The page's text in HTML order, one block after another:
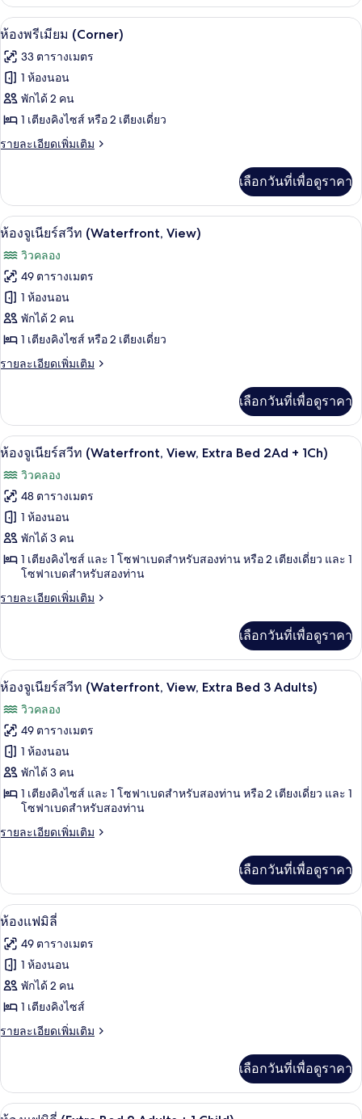
กับ
ห้อง
(Corner,
View)
เปิด
ภาพถ่าย
ทั้งหมด
ของ
ห้อง
พรีเมียม
ห้องพรีเมียม (Corner) | มินิบาร์, ตู้นิร
13
ห้องพรีเมียม (Corner)
33 ตารางเมตร
1 ห้องนอน
พักได้ 2 คน
1 เตียงคิงไซส์ หรือ 2 เตียงเดี่ยว
รายละเอียดเพิ่มเติม
ราย
เกี่ยว
กับ
ห้อง
พรีเมียม
(Corner)
เลือกวันที่เพื่อดูราคา
เปิด
ภาพถ่าย
ทั้งหมด
ของ
ห้อง
จู
เนียร์
(Waterfront,
View)
มินิบาร์, ตู้นิรภัยในห้องพัก, โต๊ะทำงา
13
ห้องจูเนียร์สวีท (Waterfront, View)
วิวคลอง
49 ตารางเมตร
1 ห้องนอน
พักได้ 2 คน
1 เตียงคิงไซส์ หรือ 2 เตียงเดี่ยว
รายละเอียดเพิ่มเติม
ราย
เกี่ยว
กับ
ห้อง
เนียร์
สวี
(Waterfront,
View)
เลือกวันที่เพื่อดูราคา
เปิด
ภาพถ่าย
ทั้งหมด
ของ
ห้อง
จู
สวีท
View,
Extra
Bed
2Ad
+
1Ch)
มินิบาร์, ตู้นิรภัยในห้องพัก, โต๊ะทำงา
13
ห้องจูเนียร์สวีท (Waterfront, View, Extra Bed 2Ad + 1Ch)
วิวคลอง
48 ตารางเมตร
1 ห้องนอน
พักได้ 3 คน
1 เตียงคิงไซส์ และ 1 โซฟาเบดสำหรับสองท่าน หรือ 2 เตียงเดี่ยว และ 1
โซฟาเบดสำหรับสองท่าน
รายละเอียดเพิ่มเติม
ราย
เกี่ยว
กับ
ห้อง
เนียร์
สวี
(Waterfront,
View,
Extra
Bed
+
เลือกวันที่เพื่อดูราคา
เปิด
ภาพถ่าย
ทั้งหมด
ของ
ห้อง
จู
สวีท
View,
Extra
Bed
3
Adults)
มินิบาร์, ตู้นิรภัยในห้องพัก, โต๊ะทำงา
13
ห้องจูเนียร์สวีท (Waterfront, View, Extra Bed 3 Adults)
วิวคลอง
49 ตารางเมตร
1 ห้องนอน
พักได้ 3 คน
1 เตียงคิงไซส์ และ 1 โซฟาเบดสำหรับสองท่าน หรือ 2 เตียงเดี่ยว และ 1
โซฟาเบดสำหรับสองท่าน
รายละเอียดเพิ่มเติม
ราย
เกี่ยว
กับ
ห้อง
เนียร์
สวี
(Waterfront,
View,
Bed
เลือกวันที่เพื่อดูราคา
เปิด
ภาพถ่าย
ทั้งหมด
ของ
ห้อง
แฟ
ลี่
มินิบาร์, ตู้นิรภัยในห้องพัก, โต๊ะทำงา
16
ห้องแฟมิลี่
49 ตารางเมตร
1 ห้องนอน
พักได้ 2 คน
1 เตียงคิงไซส์
รายละเอียดเพิ่มเติม
ราย
เกี่ยว
กับ
เลือกวันที่เพื่อดูราคา
เปิด มินิบาร์, ตู้นิรภัยในห้องพัก, โต๊ะทำงา